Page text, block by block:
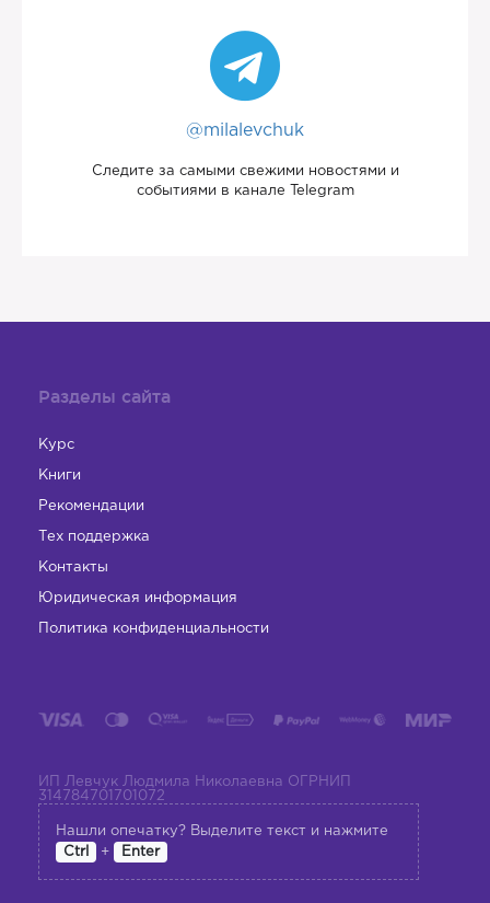
@milalevchuk
Следите за самыми свежими новостями и
событиями в канале Telegram
Разделы сайта
Курс
Книги
Рекомендации
Тех поддержка
Контакты
Юридическая информация
Политика конфиденциальности
ИП Левчук Людмила Николаевна ОГРНИП
314784701701072
Нашли опечатку? Выделите текст и нажмите
Ctrl
+ Enter